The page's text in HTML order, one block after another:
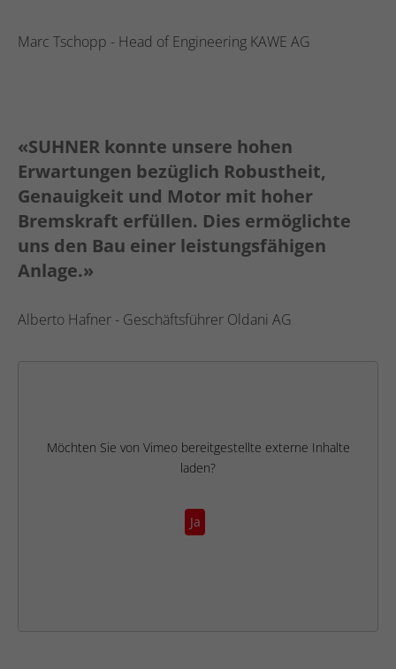
Marc Tschopp - Head of Engineering KAWE AG
«SUHNER konnte unsere hohen
Erwartungen bezüglich Robustheit,
Genauigkeit und Motor mit hoher
Bremskraft erfüllen. Dies ermöglichte
uns den Bau einer leistungsfähigen
Anlage.»
Alberto Hafner - Geschäftsführer Oldani AG
Möchten Sie von Vimeobereitgestellte externe Inhalte
laden?
Ja